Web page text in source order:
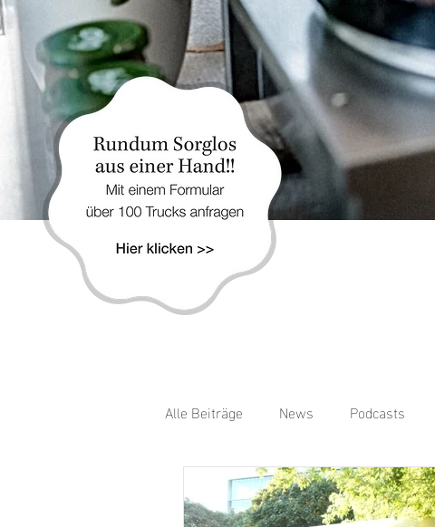
Alle Beiträge News Podcasts
Bratwurst Burger Cocktails